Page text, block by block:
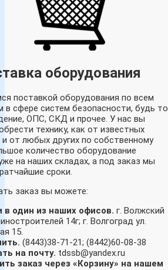
оборудования
поставкой оборудования по всем
в сфере систем безопасности, будь то
ОПС, СКД и прочее. У нас вы
технику, как от известных
от любых других по собственному
количество оборудование
на наших складах, а под заказ мы
сроки.
заказ вы можете:
в один из наших офисов. г. Волжский
14г; г. Волгоград ул.
15.
(8443)38-71-21; (8442)60-08-38
на почту. tdssb@yandex.ru
заказ через «Корзину» на нашем